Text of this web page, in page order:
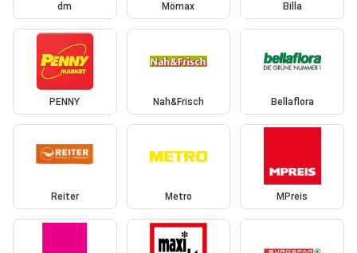
dm Mömax Billa
PENNY Nah&Frisch Bellaflora
Reiter Metro MPreis